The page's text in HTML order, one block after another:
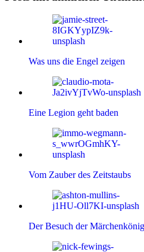
Was uns die Engel zeigen
Eine Legion geht baden
Vom Zauber des Zeitstaubs
Der Besuch der